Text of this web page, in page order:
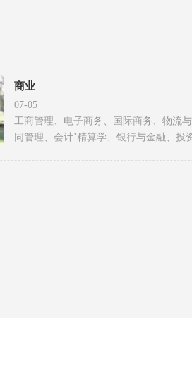
商业
07-05
工商管理、电子商务、国际商务、物流
同管理、会计’精算学、银行与金融、投